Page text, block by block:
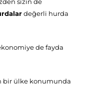
değerli hurda
de fayda
bir ülke konumunda